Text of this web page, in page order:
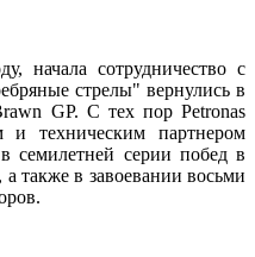
начала сотрудничество с
стрелы" вернулись в
GP. С тех пор Petronas
и техническим партнером
семилетней серии побед в
также в завоевании восьми